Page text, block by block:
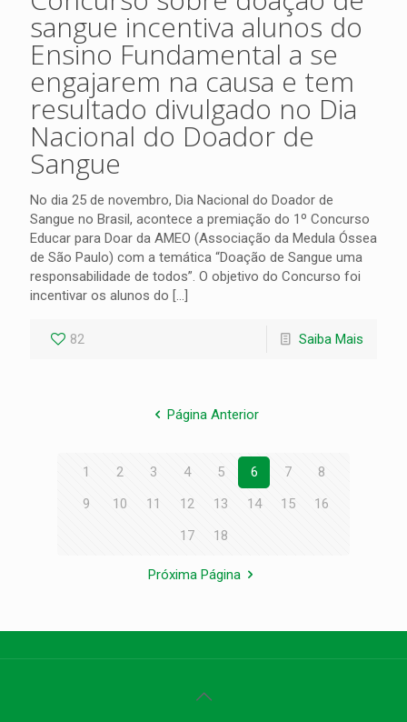
sangue incentiva alunos do
Ensino Fundamental a se
engajarem na causa e tem
resultado divulgado no Dia
Nacional do Doador de
Sangue
No dia 25 de novembro, Dia Nacional do Doador de
Sangue no Brasil, acontece a premiação do 1º Concurso
Educar para Doar da AMEO (Associação da Medula Óssea
de São Paulo) com a temática “Doação de Sangue uma
responsabilidade de todos”. O objetivo do Concurso foi
incentivar os alunos do […]
82 Saiba Mais
Página Anterior
1 2 3 4 5 6 7
8
9
10 11 12 13 14 15
16
17
18
Próxima Página